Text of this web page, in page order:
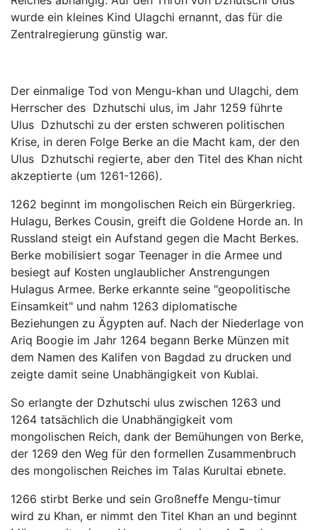
wurde ein kleines Kind Ulagchi ernannt, das für die
Zentralregierung günstig war.
Der einmalige Tod von Mengu-khan und Ulagchi, dem
Herrscher des Dzhutschi ulus, im Jahr 1259 führte
Ulus Dzhutschi zu der ersten schweren politischen
Krise, in deren Folge Berke an die Macht kam, der den
Ulus Dzhutschi regierte, aber den Titel des Khan nicht
akzeptierte (um 1261-1266).
1262 beginnt im mongolischen Reich ein Bürgerkrieg.
Hulagu, Berkes Cousin, greift die Goldene Horde an. In
Russland steigt ein Aufstand gegen die Macht Berkes.
Berke mobilisiert sogar Teenager in die Armee und
besiegt auf Kosten unglaublicher Anstrengungen
Hulagus Armee. Berke erkannte seine "geopolitische
Einsamkeit" und nahm 1263 diplomatische
Beziehungen zu Ägypten auf. Nach der Niederlage von
Ariq Boogie im Jahr 1264 begann Berke Münzen mit
dem Namen des Kalifen von Bagdad zu drucken und
zeigte damit seine Unabhängigkeit von Kublai.
So erlangte der Dzhutschi ulus zwischen 1263 und
1264 tatsächlich die Unabhängigkeit vom
mongolischen Reich, dank der Bemühungen von Berke,
der 1269 den Weg für den formellen Zusammenbruch
des mongolischen Reiches im Talas Kurultai ebnete.
1266 stirbt Berke und sein Großneffe Mengu-timur
wird zu Khan, er nimmt den Titel Khan an und beginnt